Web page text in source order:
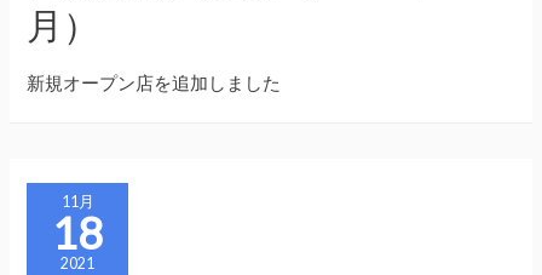
月）
新規オープン店を追加しました
11月
18
2021